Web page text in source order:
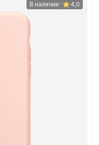
В наличии 4,0